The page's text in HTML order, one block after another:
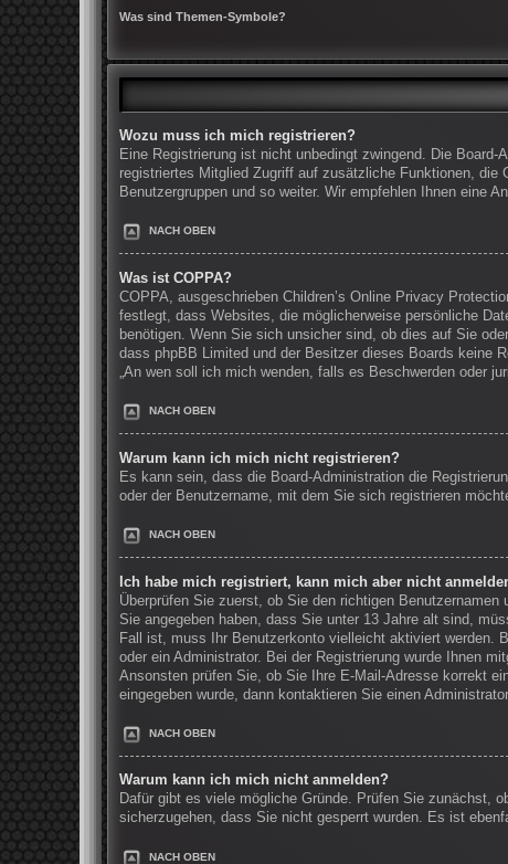
Was sind Themen-Symbole?
Wozu muss ich mich registrieren?
Eine Registrierung ist nicht unbedingt zwingend. Die
registriertes Mitglied Zugriff auf zusätzliche Funktionen, die
Benutzergruppen und so weiter. Wir empfehlen Ihnen eine
NACH OBEN
Was ist COPPA?
COPPA, ausgeschrieben Children’s Online Privacy
festlegt, dass Websites, die möglicherweise persönliche
benötigen. Wenn Sie sich unsicher sind, ob dies auf Sie
dass phpBB Limited und der Besitzer dieses Boards keine
„An wen soll ich mich wenden, falls es Beschwerden oder
NACH OBEN
Warum kann ich mich nicht registrieren?
Es kann sein, dass die Board-Administration die
oder der Benutzername, mit dem Sie sich registrieren
NACH OBEN
Ich habe mich registriert, kann mich aber nicht
Überprüfen Sie zuerst, ob Sie den richtigen
Sie angegeben haben, dass Sie unter 13 Jahre alt sind,
Fall ist, muss Ihr Benutzerkonto vielleicht aktiviert werden.
oder ein Administrator. Bei der Registrierung wurde Ihnen
Ansonsten prüfen Sie, ob Sie Ihre E-Mail-Adresse korrekt
eingegeben wurde, dann kontaktieren Sie einen Administrator.
NACH OBEN
Warum kann ich mich nicht anmelden?
Dafür gibt es viele mögliche Gründe. Prüfen Sie zunächst,
sicherzugehen, dass Sie nicht gesperrt wurden. Es ist
NACH OBEN